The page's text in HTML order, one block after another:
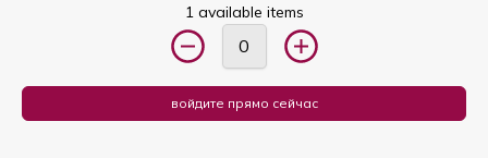
1 available items
войдите прямо сейчас